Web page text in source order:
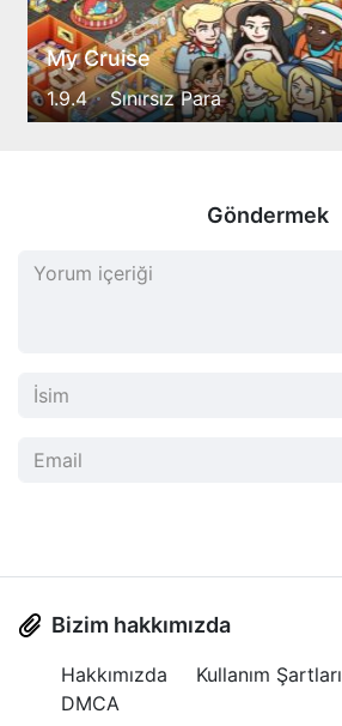
My Cruise
1.9.4 Sınırsız Para
Göndermek
Bizim hakkımızda
Hakkımızda Kullanım Şartları
DMCA